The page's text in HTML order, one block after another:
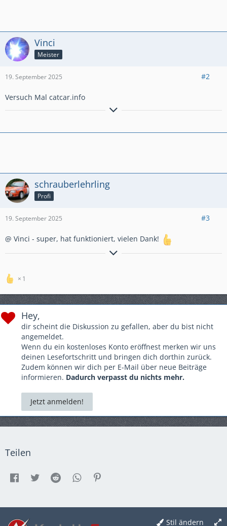
Vinci
Meister
19. September 2025 #2
Versuch Mal catcar.info
PKW steht doch für "Pferdekraftwagen" oder??
schrauberlehrling
Profi
19. September 2025 #3
@ Vinci - super, hat funktioniert, vielen Dank!
Fehlende Leistung wird durch Wahnsinn ersetzt!!
1
Hey,
dir scheint die Diskussion zu gefallen, aber du bist nicht
angemeldet.
Wenn du ein kostenloses Konto eröffnest merken wir uns
deinen Lesefortschritt und bringen dich dorthin zurück.
Zudem können wir dich per E-Mail über neue Beiträge
informieren. Dadurch verpasst du nichts mehr.
Jetzt anmelden!
Teilen
Stil ändern